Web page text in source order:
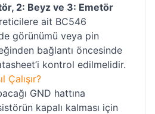
2: Beyz ve 3: Emetör
ait BC546
görünümü veya pin
bağlantı öncesinde
kontrol edilmelidir.
Çalışır?
GND hattına
kapalı kalması için